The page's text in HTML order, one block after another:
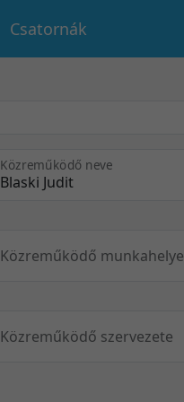
Csatornák
Közreműködő neve
Közreműködő munkahelye
Közreműködő szervezete